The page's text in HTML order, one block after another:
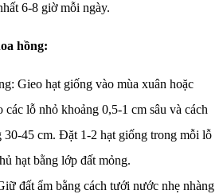
6-8 giờ mỗi ngày.
hồng:
Gieo hạt giống vào mùa xuân hoặc
các lỗ nhỏ khoảng 0,5-1 cm sâu và cách
30-45 cm. Đặt 1-2 hạt giống trong mỗi lỗ
hạt bằng lớp đất mỏng.
đất ẩm bằng cách tưới nước nhẹ nhàng